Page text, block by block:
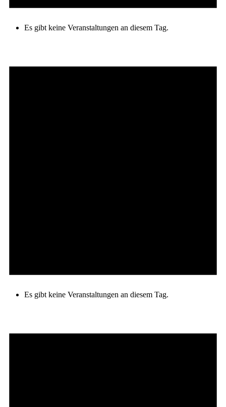
Es gibt keine Veranstaltungen an diesem Tag.
Es gibt keine Veranstaltungen an diesem Tag.